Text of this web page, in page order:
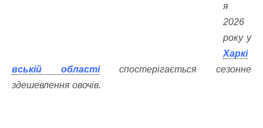
я
2026
року у
Харкі
вській областіспостерігається сезонне
здешевлення овочів.